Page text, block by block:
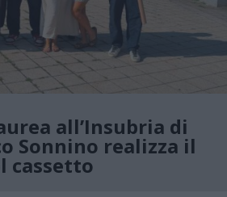
all’Insubria di
Sonnino realizza il
cassetto